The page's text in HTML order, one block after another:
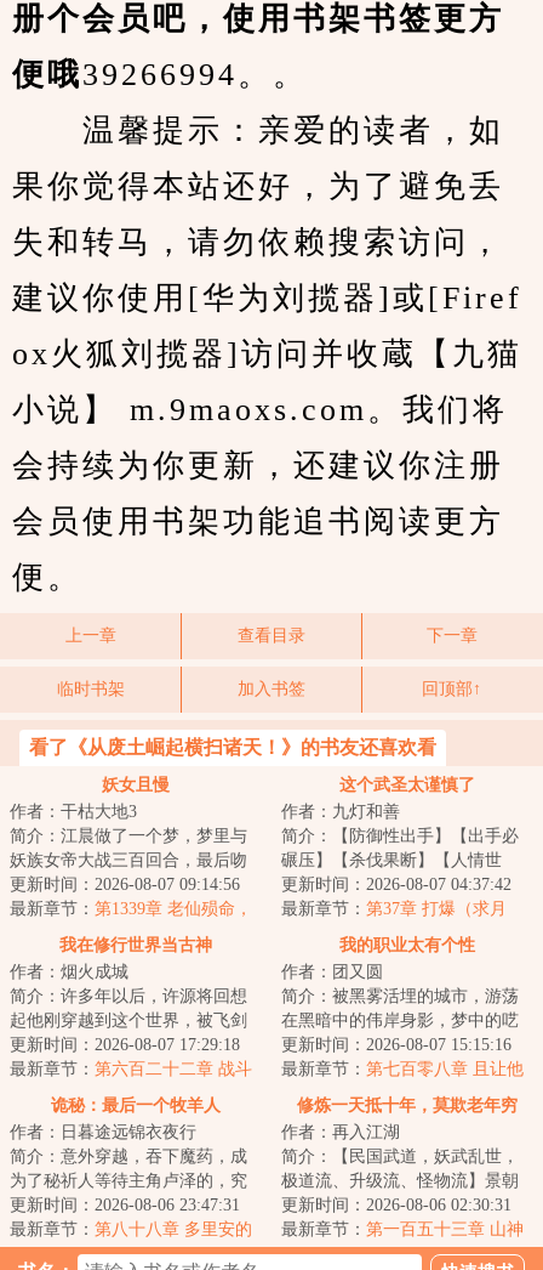
册个会员吧，使用书架书签更方
便哦39266994。。
温馨提示：亲爱的读者，如
果你觉得本站还好，为了避免丢
失和转马，请勿依赖搜索访问，
建议你使用[华为刘揽器]或[Firef
ox火狐刘揽器]访问并收蔵【九猫
小说】 m.9maoxs.com。我们将
会持续为你更新，还建议你注册
会员使用书架功能追书阅读更方
便。
上一章 查看目录 下一章
临时书架 加入书签 回顶部↑
看了《从废土崛起横扫诸天！》的书友还喜欢看
妖女且慢
作者：干枯大地3
简介：江晨做了一个梦，梦里与
妖族女帝大战三百回合，最后吻
了女帝。本来以为只是一场梦，
没想到梦醒之后...
更新时间：2026-08-07 09:14:56
最新章节： 第1339章 老仙殒命，
黎榭扬名
这个武圣太谨慎了
作者：九灯和善
简介：【防御性出手】【出手必
碾压】【杀伐果断】【人情世
故】“我真不惹事，只是防御性先
下手为强。”穿...
更新时间：2026-08-07 04:37:42
最新章节： 第37章 打爆（求月
我在修行世界当古神
作者：烟火成城
简介：许多年以后，许源将回想
起他刚穿越到这个世界，被飞剑
钉在大桥上的那个晚上。那时的
他以为这是个修...
更新时间：2026-08-07 17:29:18
最新章节： 第六百二十二章 战斗
的原本结局！
我的职业太有个性
作者：团又圆
简介：被黑雾活埋的城市，游荡
在黑暗中的伟岸身影，梦中的呓
语，如山岳的金属残骸，这是一
个疯狂的世界，...
更新时间：2026-08-07 15:15:16
最新章节： 第七百零八章 且让他
登门掂量掂量
诡秘：最后一个牧羊人
作者：日暮途远锦衣夜行
简介：意外穿越，吞下魔药，成
为了秘祈人等待主角卢泽的，究
竟是主的恩赐，还是绝望与疯
狂？卢泽不知，只...
更新时间：2026-08-06 23:47:31
最新章节： 第八十八章 多里安的
修炼一天抵十年，莫欺老年穷
作者：再入江湖
简介：【民国武道，妖武乱世，
极道流、升级流、怪物流】景朝
灭亡，新国建立，然内有军阀混
战，外有列强环...
更新时间：2026-08-06 02:30:31
最新章节： 第一百五十三章 山神
求救！震动金陵城！剑斩妖王！